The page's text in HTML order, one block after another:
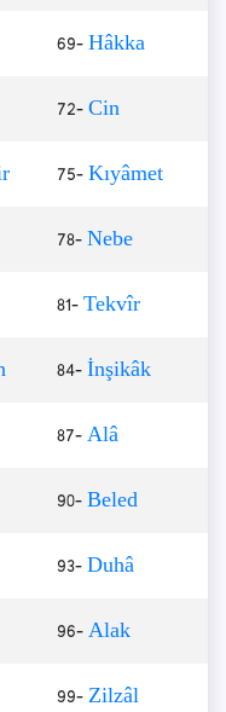
69-Hâkka
72-Cin
75-Kıyâmet
78-Nebe
81-Tekvîr
84-İnşikâk
87-Alâ
90-Beled
93-Duhâ
96-Alak
99-Zilzâl